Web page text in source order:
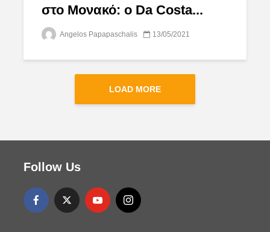
στο Μονακό: ο Da Costa...
Angelos Papapaschalis 13/05/2021
LOAD MORE
Follow Us